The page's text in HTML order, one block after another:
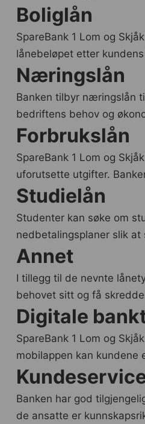
Boliglån
SpareBank 1 Lom og
lånebeløpet etter
Næringslån
Banken tilbyr næringslån
bedriftens behov og
Forbrukslån
SpareBank 1 Lom og
uforutsette utgifter.
Studielån
Studenter kan søke om
nedbetalingsplaner slik
Annet
I tillegg til de nevnte
behovet sitt og få
Digitale
SpareBank 1 Lom og
mobilappen kan kundene
Banken har god
de ansatte er